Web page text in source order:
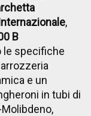
,
B
le specifiche
e un
in tubi di